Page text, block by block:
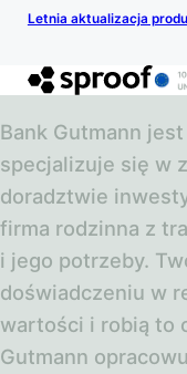
Letnia aktualizacja
Bank Gutmann
specjalizuje się w
doradztwie
firma rodzinna z
i jego potrzeby.
doświadczeniu w
wartości i robią to
Gutmann